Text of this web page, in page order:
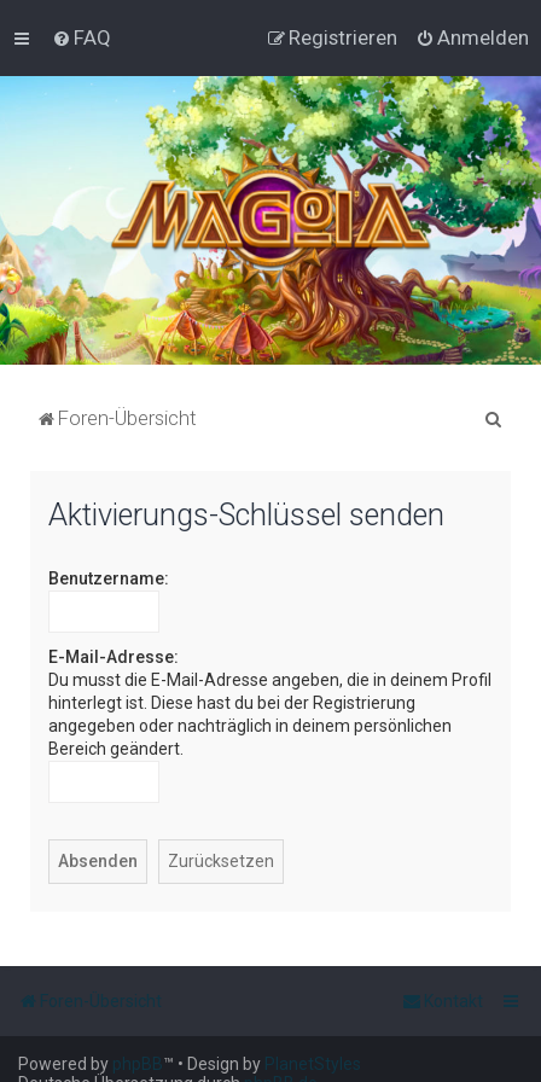
FAQ Anmelden
Registrieren
Foren-Übersicht
Aktivierungs-Schlüssel senden
Benutzername:
E-Mail-Adresse:
Du musst die E-Mail-Adresse angeben, die in deinem Profil
hinterlegt ist. Diese hast du bei der Registrierung
angegeben oder nachträglich in deinem persönlichen
Bereich geändert.
Foren-Übersicht Kontakt
Powered by phpBB™ • Design by PlanetStyles